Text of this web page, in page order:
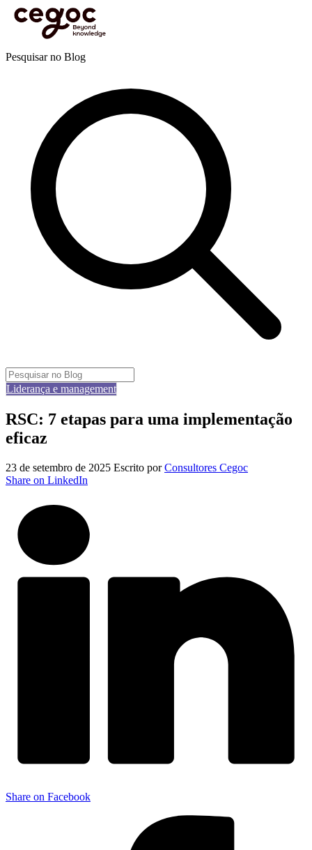
Skip to main content
Está aqui:Home > Recursos
implementação eficaz
Pesquisar no Blog
Liderança e management
RSC: 7 etapas para uma implementação
eficaz
23 de setembro de 2025 Escrito porConsultores Cegoc
Share on LinkedIn
Share on Facebook